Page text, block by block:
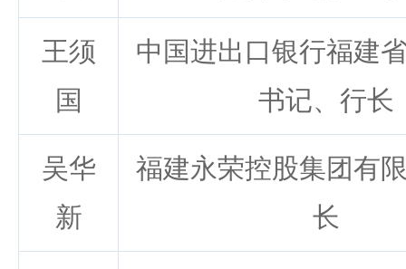
王须
国
中国进出口银行福建
书记、行长
吴华
新
福建永荣控股集团有
长